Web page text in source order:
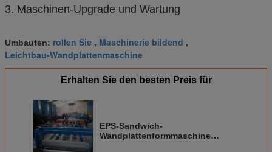
3. Maschinen-Upgrade und Wartung
Umbauten: rollen Sie , Maschinerie bildend ,
Leichtbau-Wandplattenmaschine
Erhalten Sie den besten Preis für
EPS-Sandwich-
Wandplattenformmaschine